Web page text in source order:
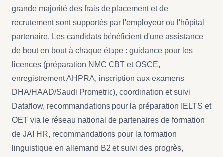
grande majorité des frais de placement et de
recrutement sont supportés par l'employeur ou l'hôpital
partenaire. Les candidats bénéficient d'une assistance
de bout en bout à chaque étape : guidance pour les
licences (préparation NMC CBT et OSCE,
enregistrement AHPRA, inscription aux examens
DHA/HAAD/Saudi Prometric), coordination et suivi
Dataflow, recommandations pour la préparation IELTS et
OET via le réseau national de partenaires de formation
de JAI HR, recommandations pour la formation
linguistique en allemand B2 et suivi des progrès,